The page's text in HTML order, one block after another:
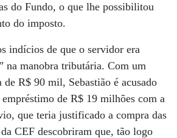
do Fundo, o que lhe possibilitou
do imposto.
indícios de que o servidor era
na manobra tributária. Com um
R$ 90 mil, Sebastião é acusado
de R$ 19 milhões com a
que teria justificado a compra das
CEF descobriram que, tão logo